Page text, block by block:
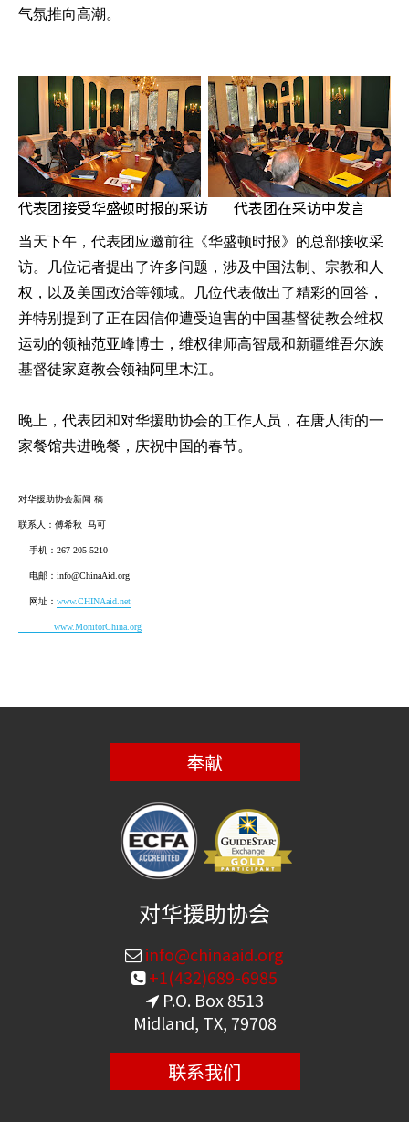
气氛推向高潮。
代表团接受华盛顿时报的采访 代表团在采访中发言
当天下午，代表团应邀前往《华盛顿时报》的总部接收采
访。几位记者提出了许多问题，涉及中国法制、宗教和人
权，以及美国政治等领域。几位代表做出了精彩的回答，
并特别提到了正在因信仰遭受迫害的中国基督徒教会维权
运动的领袖范亚峰博士，维权律师高智晟和新疆维吾尔族
基督徒家庭教会领袖阿里木江。
晚上，代表团和对华援助协会的工作人员，在唐人街的一
家餐馆共进晚餐，庆祝中国的春节。
对华援助协会新闻 稿
联系人：傅希秋 马可
手机：267-205-5210
电邮：info@ChinaAid.org
网址： www.CHINAaid.net
www.MonitorChina.org
奉献
对华援助协会
info@chinaaid.org
+1(432)689-6985
P.O. Box 8513
Midland, TX, 79708
联系我们